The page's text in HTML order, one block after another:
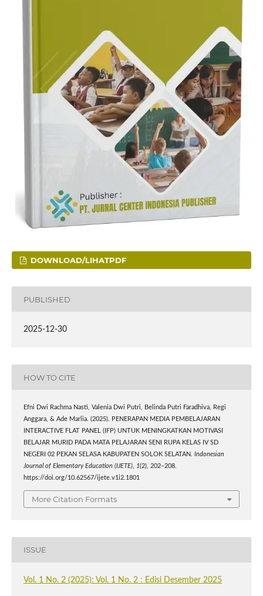
DOWNLOAD/LIHATPDF
PUBLISHED
2025-12-30
HOW TO CITE
Efni Dwi Rachma Nasti, Valenia Dwi Putri, Belinda Putri Faradhiva, Regi
Anggara, & Ade Marlia. (2025). PENERAPAN MEDIA PEMBELAJARAN
INTERACTIVE FLAT PANEL (IFP) UNTUK MENINGKATKAN MOTIVASI
BELAJAR MURID PADA MATA PELAJARAN SENI RUPA KELAS IV SD
NEGERI 02 PEKAN SELASA KABUPATEN SOLOK SELATAN. Indonesian
Journal of Elementary Education (IJETE), 1(2), 202–208.
https://doi.org/10.62567/ijete.v1i2.1801
More Citation Formats
ISSUE
Vol. 1 No. 2 (2025): Vol. 1 No. 2 : Edisi Desember 2025